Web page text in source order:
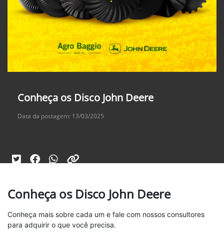
Conheça os Disco John Deere
Data da postagem: 13/03/2025
Conheça os Disco John Deere
Conheça mais sobre cada um e fale com nossos consultores
para adquirir o que você precisa.